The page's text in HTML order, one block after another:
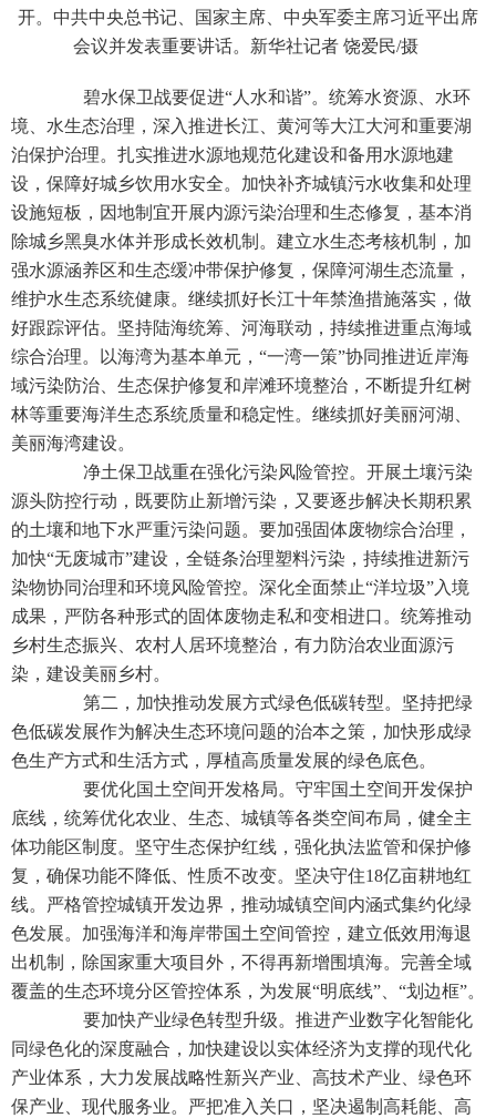
开。中共中央总书记、国家主席、中央军委主席习近平出席
会议并发表重要讲话。新华社记者 饶爱民/摄
碧水保卫战要促进“人水和谐”。统筹水资源、水环
境、水生态治理，深入推进长江、黄河等大江大河和重要湖
泊保护治理。扎实推进水源地规范化建设和备用水源地建
设，保障好城乡饮用水安全。加快补齐城镇污水收集和处理
设施短板，因地制宜开展内源污染治理和生态修复，基本消
除城乡黑臭水体并形成长效机制。建立水生态考核机制，加
强水源涵养区和生态缓冲带保护修复，保障河湖生态流量，
维护水生态系统健康。继续抓好长江十年禁渔措施落实，做
好跟踪评估。坚持陆海统筹、河海联动，持续推进重点海域
综合治理。以海湾为基本单元，“一湾一策”协同推进近岸海
域污染防治、生态保护修复和岸滩环境整治，不断提升红树
林等重要海洋生态系统质量和稳定性。继续抓好美丽河湖、
美丽海湾建设。
净土保卫战重在强化污染风险管控。开展土壤污染
源头防控行动，既要防止新增污染，又要逐步解决长期积累
的土壤和地下水严重污染问题。要加强固体废物综合治理，
加快“无废城市”建设，全链条治理塑料污染，持续推进新污
染物协同治理和环境风险管控。深化全面禁止“洋垃圾”入境
成果，严防各种形式的固体废物走私和变相进口。统筹推动
乡村生态振兴、农村人居环境整治，有力防治农业面源污
染，建设美丽乡村。
第二，加快推动发展方式绿色低碳转型。坚持把绿
色低碳发展作为解决生态环境问题的治本之策，加快形成绿
色生产方式和生活方式，厚植高质量发展的绿色底色。
要优化国土空间开发格局。守牢国土空间开发保护
底线，统筹优化农业、生态、城镇等各类空间布局，健全主
体功能区制度。坚守生态保护红线，强化执法监管和保护修
复，确保功能不降低、性质不改变。坚决守住18亿亩耕地红
线。严格管控城镇开发边界，推动城镇空间内涵式集约化绿
色发展。加强海洋和海岸带国土空间管控，建立低效用海退
出机制，除国家重大项目外，不得再新增围填海。完善全域
覆盖的生态环境分区管控体系，为发展“明底线”、“划边框”。
要加快产业绿色转型升级。推进产业数字化智能化
同绿色化的深度融合，加快建设以实体经济为支撑的现代化
产业体系，大力发展战略性新兴产业、高技术产业、绿色环
保产业、现代服务业。严把准入关口，坚决遏制高耗能、高